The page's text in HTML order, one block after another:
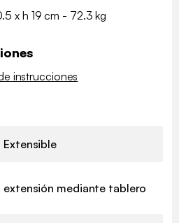
x h 19 cm - 72.3 kg
instrucciones
Extensible
extensión mediante tablero